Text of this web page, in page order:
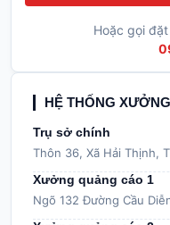
Hoặc gọi
HỆ THỐNG
Trụ sở chính
Thôn 36, Xã Hải Thịnh,
Xưởng quảng cáo 1
Ngõ 132 Đường Cầu